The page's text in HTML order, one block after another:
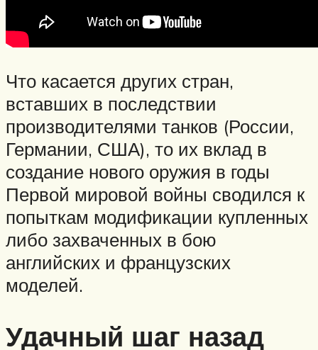
Что касается других стран,
вставших в последствии
производителями танков (России,
Германии, США), то их вклад в
создание нового оружия в годы
Первой мировой войны сводился к
попыткам модификации купленных
либо захваченных в бою
английских и французских
моделей.
Удачный шаг назад